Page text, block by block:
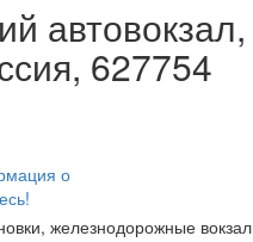
627754
о
железнодорожные